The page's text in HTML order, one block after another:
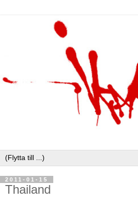
2011-01-15
Thailand